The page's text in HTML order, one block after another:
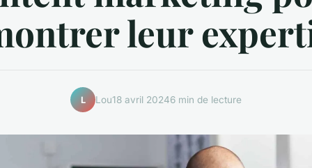
leur
L Lou18 avril 20246 min de lecture